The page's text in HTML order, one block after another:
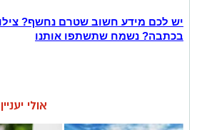
יש לכם מידע חשוב שטרם נחשף?
בכתבה? נשמח שתשתפו אותנו
אולי